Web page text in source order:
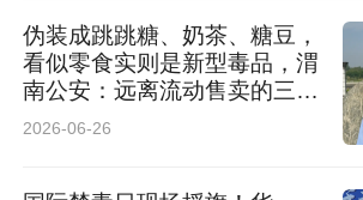
伪装成跳跳糖、奶茶、糖豆，
看似零食实则是新型毒品，渭
南公安：远离流动售卖的三无
产品
2026-06-26